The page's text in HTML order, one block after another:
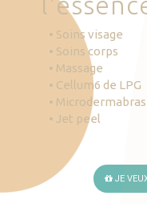
• Soins visage
• Soins corps
• Massage
• Cellum6 de LPG
•
• Jet peel
JE